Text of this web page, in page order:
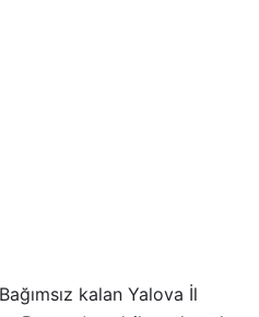
kalan Yalova İl